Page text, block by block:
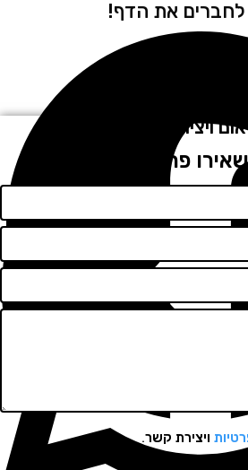
את הדף!
קשר
פרטים בטופס!
ויצירת קשר.